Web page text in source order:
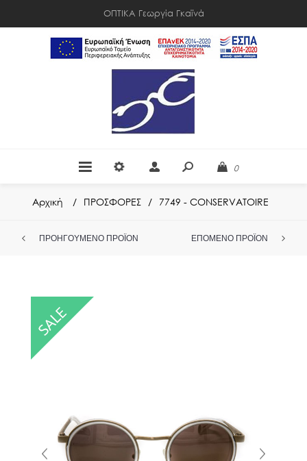
ΟΠΤΙΚΑ Γεωργία Γκαϊνά
0
Αρχική / ΠΡΟΣΦΟΡΕΣ / 7749 - CONSERVATOIRE
ΠΡΟΗΓΟΎΜΕΝΟ ΠΡΟΪΌΝ ΕΠΌΜΕΝΟ ΠΡΟΪΌΝ